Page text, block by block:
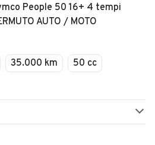
People 50 16+ 4 tempi
AUTO / MOTO
35.000 km
50 cc